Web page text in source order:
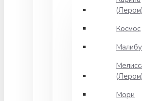
(Лером)
Космос
Малибу
(Лером)
Мори